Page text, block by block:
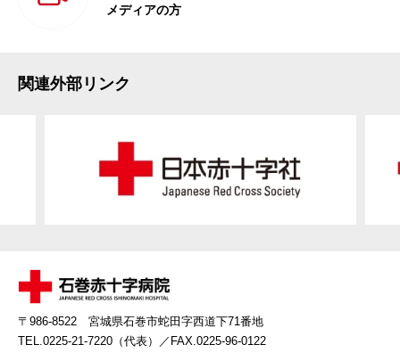
メディアの方
関連外部リンク
〒986-8522 宮城県石巻市蛇田字西道下71番地
TEL.0225-21-7220（代表）
／FAX.0225-96-0122